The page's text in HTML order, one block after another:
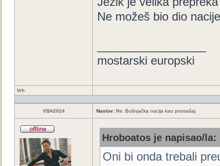
Ne možeš bio dio
mostarski europski
Vrh
VBA2024 Naslov: Re: Bošnjačka nacija kao promašaj
Hroboatos je napisao/la:
Oni bi onda trebali